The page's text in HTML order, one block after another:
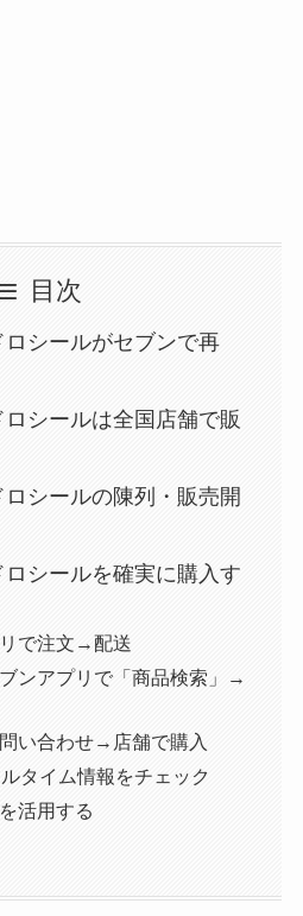
目次
シールがセブンで再
シールは全国店舗で販
シールの陳列・販売開
シールを確実に購入す
で注文→配送
ンアプリで「商品検索」→
い合わせ→店舗で購入
タイム情報をチェック
活用する